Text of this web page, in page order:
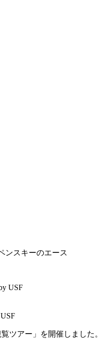
ンスキーのエース
ツアー」を開催しました。